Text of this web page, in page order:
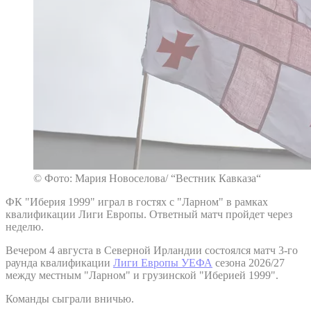
© Фото: Мария Новоселова/ “Вестник Кавказа“
ФК "Иберия 1999" играл в гостях с "Ларном" в рамках
квалификации Лиги Европы. Ответный матч пройдет через
неделю.
Вечером 4 августа в Северной Ирландии состоялся матч 3-го
раунда квалификации Лиги Европы УЕФА сезона 2026/27
между местным "Ларном" и грузинской "Иберией 1999".
Команды сыграли вничью.